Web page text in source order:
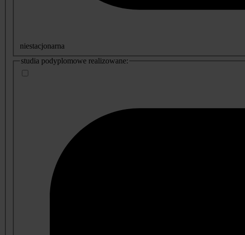
niestacjonarna
studia podyplomowe realizowane: